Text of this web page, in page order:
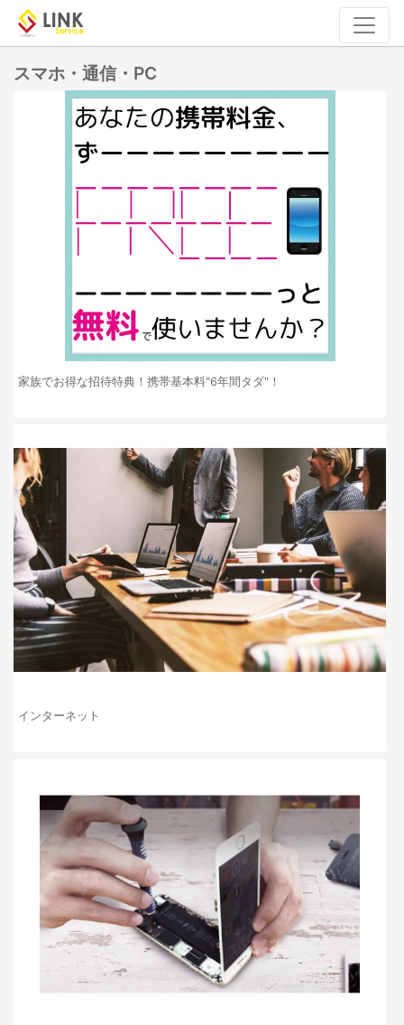
スマホ・通信・PC
家族でお得な招待特典！携帯基本料"6年間タダ"！
インターネット